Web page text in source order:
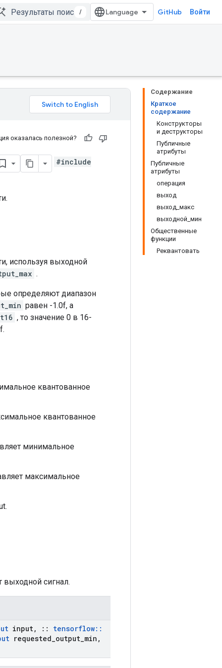
/ GitHub Войти
Содержание
Краткое
содержание
Конструкторы
и деструкторы
Публичные
атрибуты
Публичные
атрибуты
операция
выход
выход_макс
выходной_мин
Общественные
функции
Реквантовать
оказалась полезной?
#include
используя выходной
.
определяют диапазон
равен -1.0f, а
, то значение 0 в 16-
квантованное
квантованное
минимальное
максимальное
выходной сигнал.
input, :: tensorflow::
requested output min ,